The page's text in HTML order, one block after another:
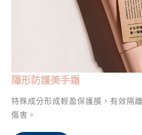
隱形防護美手霜
特殊成分形成輕盈保護膜，有效隔
傷害。